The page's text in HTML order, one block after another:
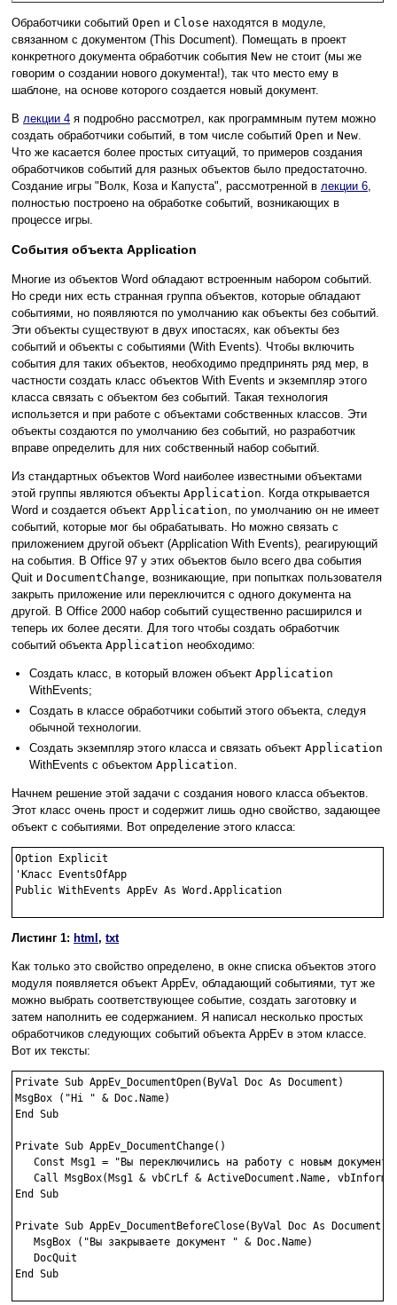
Обработчики событий Open и Close находятся в модуле,
связанном с документом (This Document). Помещать в проект
конкретного документа обработчик события New не стоит (мы же
говорим о создании нового документа!), так что место ему в
шаблоне, на основе которого создается новый документ.
В лекции 4 я подробно рассмотрел, как программным путем можно
создать обработчики событий, в том числе событий Open и New.
Что же касается более простых ситуаций, то примеров создания
обработчиков событий для разных объектов было предостаточно.
Создание игры "Волк, Коза и Капуста", рассмотренной в лекции 6,
полностью построено на обработке событий, возникающих в
процессе игры.
События объекта Application
Многие из объектов Word обладают встроенным набором событий.
Но среди них есть странная группа объектов, которые обладают
событиями, но появляются по умолчанию как объекты без событий.
Эти объекты существуют в двух ипостасях, как объекты без
событий и объекты с событиями (With Events). Чтобы включить
события для таких объектов, необходимо предпринять ряд мер, в
частности создать класс объектов With Events и экземпляр этого
класса связать с объектом без событий. Такая технология
использется и при работе с объектами собственных классов. Эти
объекты создаются по умолчанию без событий, но разработчик
вправе определить для них собственный набор событий.
Из стандартных объектов Word наиболее известными объектами
этой группы являются объекты Application. Когда открывается
Word и создается объект Application, по умолчанию он не имеет
событий, которые мог бы обрабатывать. Но можно связать с
приложением другой объект (Application With Events), реагирующий
на события. В Office 97 у этих объектов было всего два события
Quit и DocumentChange, возникающие, при попытках пользователя
закрыть приложение или переключится с одного документа на
другой. В Office 2000 набор событий существенно расширился и
теперь их более десяти. Для того чтобы создать обработчик
событий объекта Application необходимо:
Создать класс, в который вложен объект Application
WithEvents;
Создать в классе обработчики событий этого объекта, следуя
обычной технологии.
Создать экземпляр этого класса и связать объект Application
WithEvents с объектом Application.
Начнем решение этой задачи с создания нового класса объектов.
Этот класс очень прост и содержит лишь одно свойство, задающее
объект с событиями. Вот определение этого класса:
Option Explicit
'Класс EventsOfApp
Public WithEvents AppEv As Word.Application
Листинг 1: html , txt
Как только это свойство определено, в окне списка объектов этого
модуля появляется объект AppEv, обладающий событиями, тут же
можно выбрать соответствующее событие, создать заготовку и
затем наполнить ее содержанием. Я написал несколько простых
обработчиков следующих событий объекта AppEv в этом классе.
Вот их тексты:
Private Sub AppEv_DocumentOpen(ByVal Doc As Document)
MsgBox ("Hi " & Doc.Name)
End Sub
Private Sub AppEv_DocumentChange()
Const Msg1 = "Вы переключились на работу с новым
Call MsgBox(Msg1 & vbCrLf & ActiveDocument.Name,
End Sub
Private Sub AppEv_DocumentBeforeClose(ByVal Doc As
   MsgBox ("Вы закрываете документ " & Doc.Name)
   DocQuit
End Sub